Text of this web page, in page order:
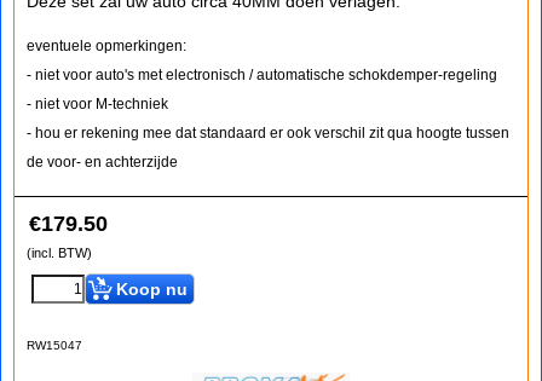
eventuele opmerkingen:
- niet voor auto's met electronisch / automatische schokdemper-regeling
- niet voor M-techniek
- hou er rekening mee dat standaard er ook verschil zit qua hoogte tussen
de voor- en achterzijde
€179.50
(incl. BTW)
Koop nu
RW15047